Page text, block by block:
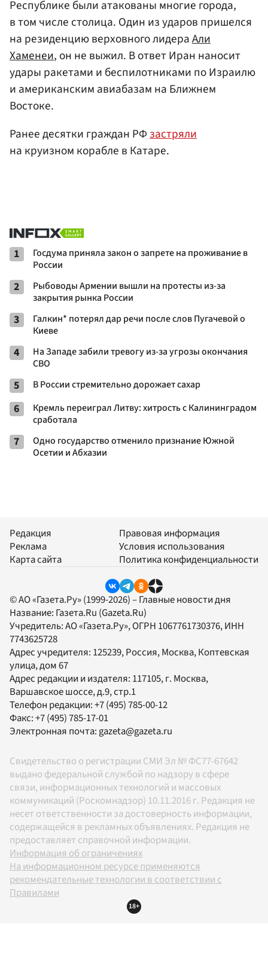
Республике были атакованы многие города,
в том числе столица. Один из ударов пришелся
на резиденцию верховного лидераАли
Хаменеи, он не выжил. В ответ Иран наносит
удары ракетами и беспилотниками по Израилю
и американским авиабазам на Ближнем
Востоке.
Ранее десятки граждан РФзастряли
на круизном корабле в Катаре.
1
Госдума приняла закон о запрете на проживание в
России
2
Рыбоводы Армении вышли на протесты из-за
закрытия рынка России
3
Галкин* потерял дар речи после слов Пугачевой о
Киеве
4
На Западе забили тревогу из-за угрозы окончания
СВО
5 В России стремительно дорожает сахар
6
Кремль переиграл Литву: хитрость с Калининградом
сработала
7
Одно государство отменило признание Южной
Осетии и Абхазии
Редакция
Реклама
Карта сайта
Правовая информация
Условия использования
Политика конфиденциальности
© АО «Газета.Ру» (1999-2026) – Главные новости дня
Название: Газета.Ru (Gazeta.Ru)
Учредитель:АО «Газета.Ру», ОГРН 1067761730376, ИНН
7743625728
Адрес учредителя: 125239, Россия, Москва, Коптевская
улица, дом 67
Адрес редакции и издателя: 117105, г. Москва,
Варшавское шоссе, д.9, стр.1
Телефон редакции:+7 (495) 785-00-12
Факс:+7 (495) 785-17-01
Электронная почта: gazeta@gazeta.ru
Свидетельство о регистрации СМИ Эл № ФС77-67642
выдано федеральной службой по надзору в сфере
связи, информационных технологий и массовых
коммуникаций (Роскомнадзор) 10.11.2016 г. Редакция не
несет ответственности за достоверность информации,
содержащейся в рекламных объявлениях. Редакция не
предоставляет справочной информации.
Информация об ограничениях
На информационном ресурсе применяются
рекомендательные технологии в соответствии с
Правилами
18+